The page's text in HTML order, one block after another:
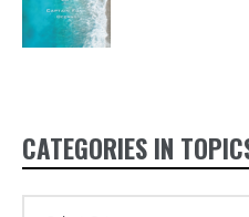
CATEGORIES IN